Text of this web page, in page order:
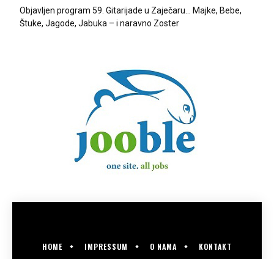
Objavljen program 59. Gitarijade u Zaječaru… Majke, Bebe,
Štuke, Jagode, Jabuka – i naravno Zoster
HOME IMPRESSUM O NAMA KONTAKT